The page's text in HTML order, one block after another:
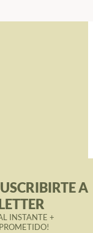
A
INSTANTE +